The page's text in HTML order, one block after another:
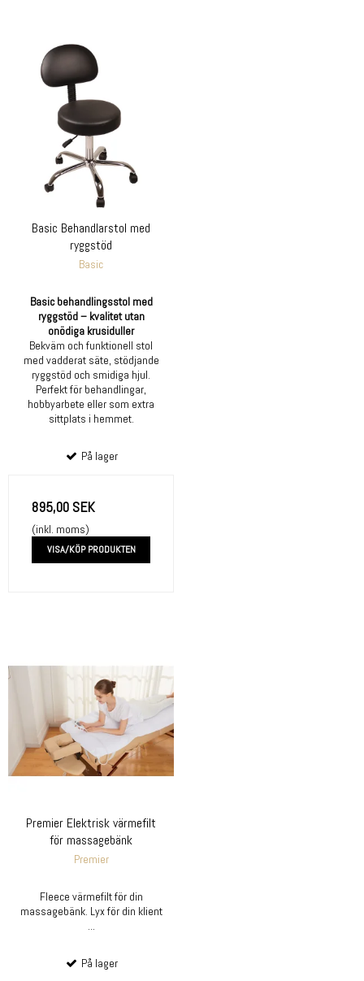
Basic Behandlarstol med
ryggstöd
Basic
Basic behandlingsstol med
ryggstöd – kvalitet utan
onödiga krusiduller
Bekväm och funktionell stol
med vadderat säte, stödjande
ryggstöd och smidiga hjul.
Perfekt för behandlingar,
hobbyarbete eller som extra
sittplats i hemmet.
På lager
895,00 SEK
(inkl. moms)
VISA/KÖP PRODUKTEN
Premier Elektrisk värmefilt
för massagebänk
Premier
Fleece värmefilt för din
massagebänk. Lyx för din klient
På lager